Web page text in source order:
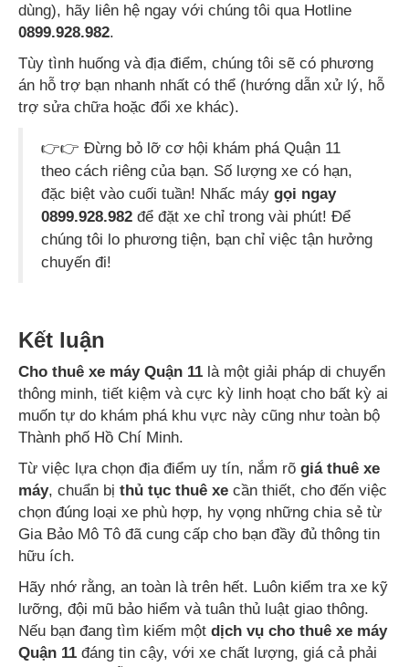
dùng), hãy liên hệ ngay với chúng tôi qua Hotline
0899.928.982.
Tùy tình huống và địa điểm, chúng tôi sẽ có phương
án hỗ trợ bạn nhanh nhất có thể (hướng dẫn xử lý, hỗ
trợ sửa chữa hoặc đổi xe khác).
👉👉 Đừng bỏ lỡ cơ hội khám phá Quận 11
theo cách riêng của bạn. Số lượng xe có hạn,
đặc biệt vào cuối tuần! Nhấc máy gọi ngay
0899.928.982 để đặt xe chỉ trong vài phút! Để
chúng tôi lo phương tiện, bạn chỉ việc tận hưởng
chuyến đi!
Kết luận
Cho thuê xe máy Quận 11 là một giải pháp di chuyển
thông minh, tiết kiệm và cực kỳ linh hoạt cho bất kỳ ai
muốn tự do khám phá khu vực này cũng như toàn bộ
Thành phố Hồ Chí Minh.
Từ việc lựa chọn địa điểm uy tín, nắm rõ giá thuê xe
máy, chuẩn bị thủ tục thuê xe cần thiết, cho đến việc
chọn đúng loại xe phù hợp, hy vọng những chia sẻ từ
Gia Bảo Mô Tô đã cung cấp cho bạn đầy đủ thông tin
hữu ích.
Hãy nhớ rằng, an toàn là trên hết. Luôn kiểm tra xe kỹ
lưỡng, đội mũ bảo hiểm và tuân thủ luật giao thông.
Nếu bạn đang tìm kiếm một dịch vụ cho thuê xe máy
Quận 11 đáng tin cậy, với xe chất lượng, giá cả phải